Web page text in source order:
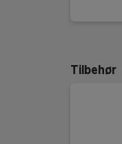
Tilbehør